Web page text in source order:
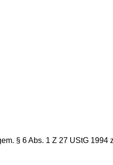
§ 6 Abs. 1 Z 27 UStG 1994